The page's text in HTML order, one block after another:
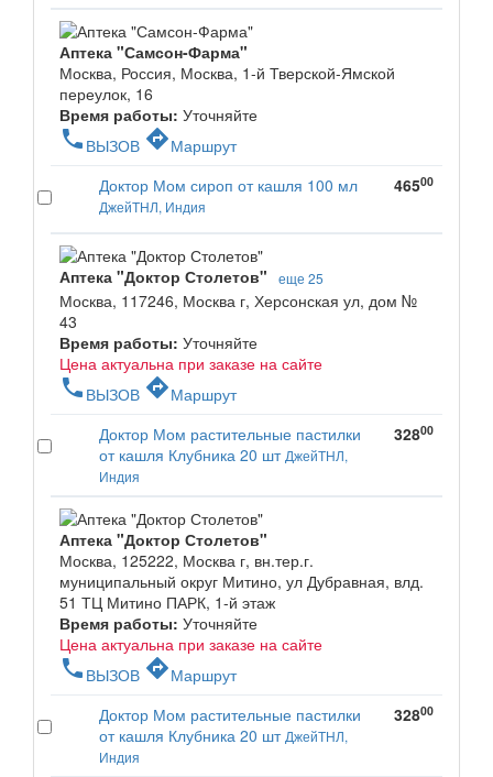
Аптека "Самсон-Фарма"
Москва, Россия, Москва, 1-й Тверской-Ямской
переулок, 16
Время работы: Уточняйте
phone ВЫЗОВ directionsМаршрут
Доктор Мом сироп от кашля 100 мл
ДжейТНЛ, Индия
46500
Аптека "Доктор Столетов" еще 25
Москва, 117246, Москва г, Херсонская ул, дом №
43
Время работы: Уточняйте
Цена актуальна при заказе на сайте
phone ВЫЗОВ directionsМаршрут
Доктор Мом растительные пастилки
от кашля Клубника 20 шт ДжейТНЛ,
Индия
32800
Аптека "Доктор Столетов"
Москва, 125222, Москва г, вн.тер.г.
муниципальный округ Митино, ул Дубравная, влд.
51 ТЦ Митино ПАРК, 1-й этаж
Время работы: Уточняйте
Цена актуальна при заказе на сайте
phone ВЫЗОВ directionsМаршрут
Доктор Мом растительные пастилки
от кашля Клубника 20 шт ДжейТНЛ,
Индия
32800